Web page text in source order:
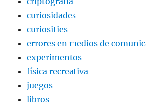
curiosidades
curiosities
errores en medios de
experimentos
física recreativa
juegos
libros